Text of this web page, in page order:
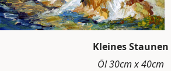
Kleines Staunen
Öl 30cm x 40cm